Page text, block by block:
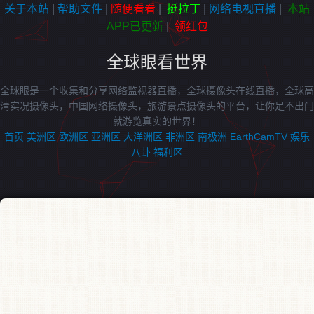
关于本站 帮助文件 随便看看| 挺拉丁 网络电视直播
本站
APP已更新|领红包
全球眼看世界
全球眼是一个收集和分享网络监视器直播，全球摄像头在线直播，全球高
清实况摄像头，中国网络摄像头，旅游景点摄像头的平台，让你足不出门
就游览真实的世界！
首页 美洲区 欧洲区 亚洲区 大洋洲区 非洲区 南极洲 EarthCamTV 娱乐
八卦 福利区